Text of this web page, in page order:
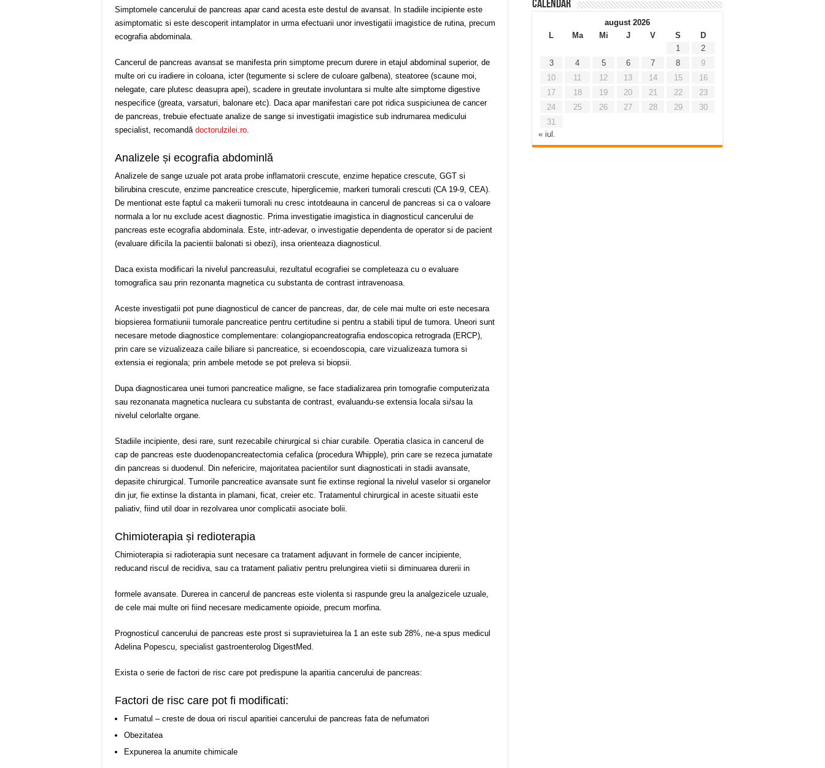
Simptomele cancerului de pancreas apar cand acesta este destul de avansat. In stadiile incipiente este
asimptomatic si este descoperit intamplator in urma efectuarii unor investigatii imagistice de rutina, precum
ecografia abdominala.
Cancerul de pancreas avansat se manifesta prin simptome precum durere in etajul abdominal superior, de
multe ori cu iradiere in coloana, icter (tegumente si sclere de culoare galbena), steatoree (scaune moi,
nelegate, care plutesc deasupra apei), scadere in greutate involuntara si multe alte simptome digestive
nespecifice (greata, varsaturi, balonare etc). Daca apar manifestari care pot ridica suspiciunea de cancer
de pancreas, trebuie efectuate analize de sange si investigatii imagistice sub indrumarea medicului
specialist, recomandă doctorulzilei.ro.
Analizele și ecografia abdominlă
Analizele de sange uzuale pot arata probe inflamatorii crescute, enzime hepatice crescute, GGT si
bilirubina crescute, enzime pancreatice crescute, hiperglicemie, markeri tumorali crescuti (CA 19-9, CEA).
De mentionat este faptul ca makerii tumorali nu cresc intotdeauna in cancerul de pancreas si ca o valoare
normala a lor nu exclude acest diagnostic. Prima investigatie imagistica in diagnosticul cancerului de
pancreas este ecografia abdominala. Este, intr-adevar, o investigatie dependenta de operator si de pacient
(evaluare dificila la pacientii balonati si obezi), insa orienteaza diagnosticul.
Daca exista modificari la nivelul pancreasului, rezultatul ecografiei se completeaza cu o evaluare
tomografica sau prin rezonanta magnetica cu substanta de contrast intravenoasa.
Aceste investigatii pot pune diagnosticul de cancer de pancreas, dar, de cele mai multe ori este necesara
biopsierea formatiunii tumorale pancreatice pentru certitudine si pentru a stabili tipul de tumora. Uneori sunt
necesare metode diagnostice complementare: colangiopancreatografia endoscopica retrograda (ERCP),
prin care se vizualizeaza caile biliare si pancreatice, si ecoendoscopia, care vizualizeaza tumora si
extensia ei regionala; prin ambele metode se pot preleva si biopsii.
Dupa diagnosticarea unei tumori pancreatice maligne, se face stadializarea prin tomografie computerizata
sau rezonanata magnetica nucleara cu substanta de contrast, evaluandu-se extensia locala si/sau la
nivelul celorlalte organe.
Stadiile incipiente, desi rare, sunt rezecabile chirurgical si chiar curabile. Operatia clasica in cancerul de
cap de pancreas este duodenopancreatectomia cefalica (procedura Whipple), prin care se rezeca jumatate
din pancreas si duodenul. Din nefericire, majoritatea pacientilor sunt diagnosticati in stadii avansate,
depasite chirurgical. Tumorile pancreatice avansate sunt fie extinse regional la nivelul vaselor si organelor
din jur, fie extinse la distanta in plamani, ficat, creier etc. Tratamentul chirurgical in aceste situatii este
paliativ, fiind util doar in rezolvarea unor complicatii asociate bolii.
Chimioterapia și redioterapia
Chimioterapia si radioterapia sunt necesare ca tratament adjuvant in formele de cancer incipiente,
reducand riscul de recidiva, sau ca tratament paliativ pentru prelungirea vietii si diminuarea durerii in
formele avansate. Durerea in cancerul de pancreas este violenta si raspunde greu la analgezicele uzuale,
de cele mai multe ori fiind necesare medicamente opioide, precum morfina.
Prognosticul cancerului de pancreas este prost si supravietuirea la 1 an este sub 28%, ne-a spus medicul
Adelina Popescu, specialist gastroenterolog DigestMed.
Exista o serie de factori de risc care pot predispune la aparitia cancerului de pancreas:
Factori de risc care pot fi modificati:
Fumatul – creste de doua ori riscul aparitiei cancerului de pancreas fata de nefumatori
Obezitatea
Expunerea la anumite chimicale
Calendar
august 2026
L
Ma Mi J V S
D
1
2
3
4 5 6 7 8
9
10
11 12 13 14 15
16
17
18 19 20 21 22
23
24
25 26 27 28 29
30
31
« iul.